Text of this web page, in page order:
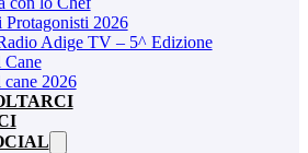
Protagonisti 2026
Adige TV – 5^ Edizione
2026